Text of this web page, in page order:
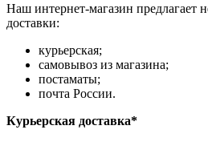
Наш интернет-магазин предлагает
доставки:
курьерская;
самовывоз из магазина;
постаматы;
почта России.
Курьерская доставка*